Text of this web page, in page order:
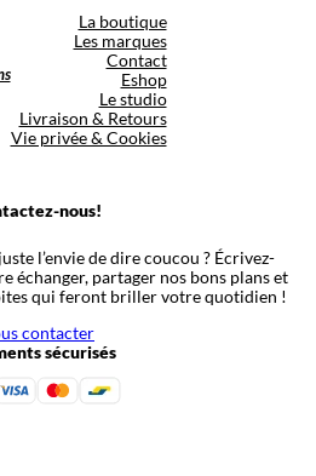
La boutique
Les marques
Contact
Eshop
Le studio
Livraison & Retours
Vie privée & Cookies
nous!
l’envie de dire coucou ? Écrivez-
échanger, partager nos bons plans et
qui feront briller votre quotidien !
contacter
sécurisés